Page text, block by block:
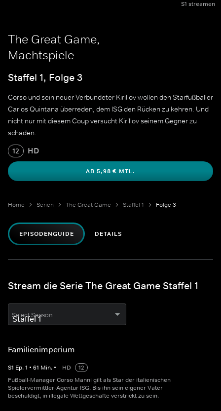
S1 streamen
The Great Game,
Machtspiele
Staffel 1, Folge 3
Corso und sein neuer Verbündeter Kirillov wollen den Starfußballer
Carlos Quintana überreden, dem ISG den Rücken zu kehren. Und
nicht nur mit diesem Coup versucht Kirillov seinem Gegner zu
schaden.
12 HD
AB 5,98 € MTL.
Home Serien The Great Game Staffel 1 Folge 3
EPISODENGUIDE DETAILS
Stream die Serie The Great Game Staffel 1
Select Season
Familienimperium
S1 Ep.1 • 61 Min. • HD
12
Fußball-Manager Corso Manni gilt als Star der italienischen
Spielervermittler-Agentur ISG. Bis ihn sein eigener Vater
beschuldigt, in illegale Wettgeschäfte verstrickt zu sein.